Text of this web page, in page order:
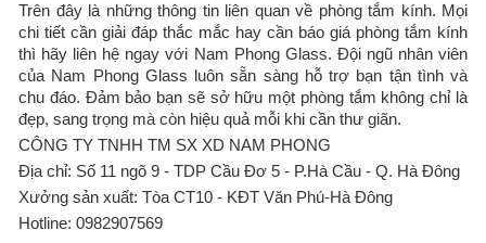
Trên đây là những thông tin liên quan về phòng tắm kính. Mọi
chi tiết cần giải đáp thắc mắc hay cần báo giá phòng tắm kính
thì hãy liên hệ ngay với Nam Phong Glass. Đội ngũ nhân viên
của Nam Phong Glass luôn sẵn sàng hỗ trợ bạn tận tình và
chu đáo. Đảm bảo bạn sẽ sở hữu một phòng tắm không chỉ là
đẹp, sang trọng mà còn hiệu quả mỗi khi cần thư giãn.
CÔNG TY TNHH TM SX XD NAM PHONG
Địa chỉ: Số 11 ngõ 9 - TDP Cầu Đơ 5 - P.Hà Cầu - Q. Hà Đông
Xưởng sản xuất: Tòa CT10 - KĐT Văn Phú-Hà Đông
Hotline: 0982907569